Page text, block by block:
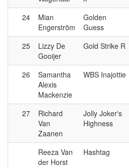
24
Mian
Engerström
Golden
Guess
25
Lizzy De
Gooijer
Gold Strike R
26
Samantha
Alexis
Mackenzie
WBS Inajottie
27
Richard
Van
Zaanen
Jolly Joker's
Highness
Reeza Van
der Horst
Hashtag